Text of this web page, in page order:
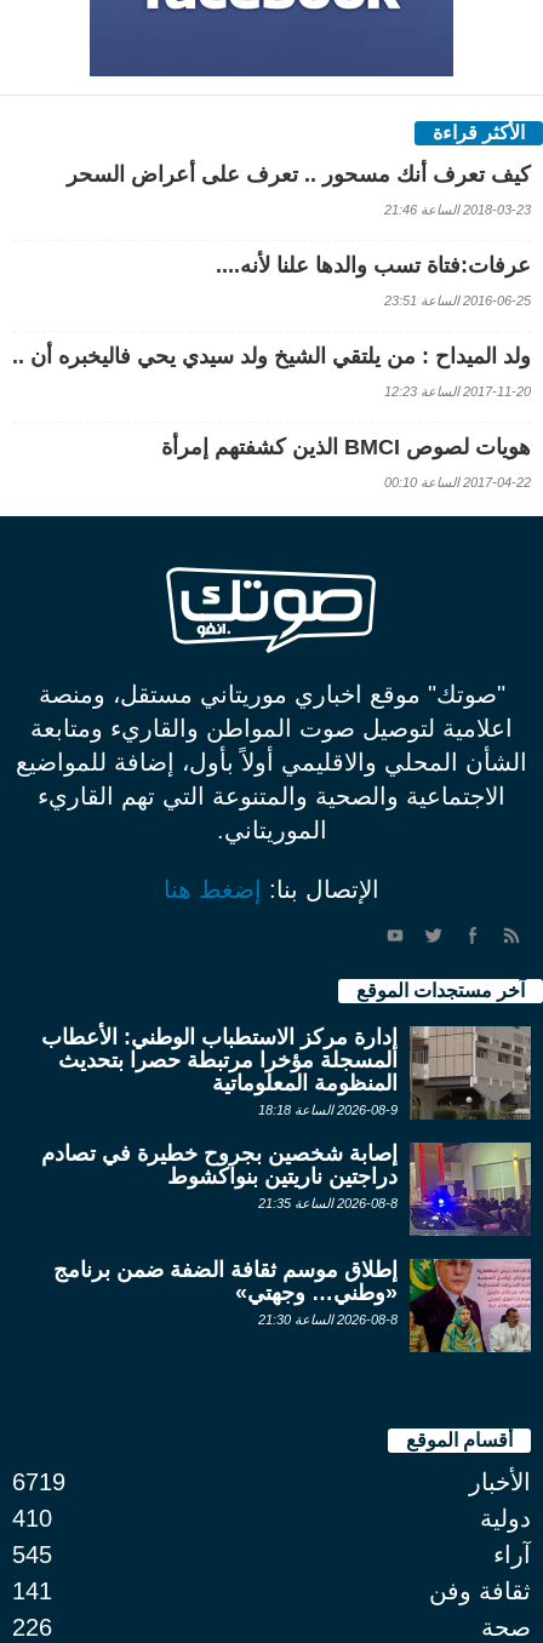
الأكثر قراءة
كيف تعرف أنك مسحور .. تعرف على أعراض السحر
2018-03-23 الساعة 21:46
عرفات:فتاة تسب والدها علنا لأنه....
2016-06-25 الساعة 23:51
ولد الميداح : من يلتقي الشيخ ولد سيدي يحي فاليخبره أن ..
2017-11-20 الساعة 12:23
هويات لصوص BMCI الذين كشفتهم إمرأة
2017-04-22 الساعة 00:10
"صوتك" موقع اخباري موريتاني مستقل، ومنصة
اعلامية لتوصيل صوت المواطن والقاريء ومتابعة
الشأن المحلي والاقليمي أولاً بأول، إضافة للمواضيع
الاجتماعية والصحية والمتنوعة التي تهم القاريء
الموريتاني.
الإتصال بنا: إضغط هنا
آخر مستجدات الموقع
إدارة مركز الاستطباب الوطني: الأعطاب
المسجلة مؤخرا مرتبطة حصرا بتحديث
المنظومة المعلوماتية
2026-08-9 الساعة 18:18
إصابة شخصين بجروح خطيرة في تصادم
دراجتين ناريتين بنواكشوط
2026-08-8 الساعة 21:35
إطلاق موسم ثقافة الضفة ضمن برنامج
«وطني… وجهتي»
2026-08-8 الساعة 21:30
أقسام الموقع
الأخبار
6719
دولية
410
آراء
545
ثقافة وفن
141
صحة
226